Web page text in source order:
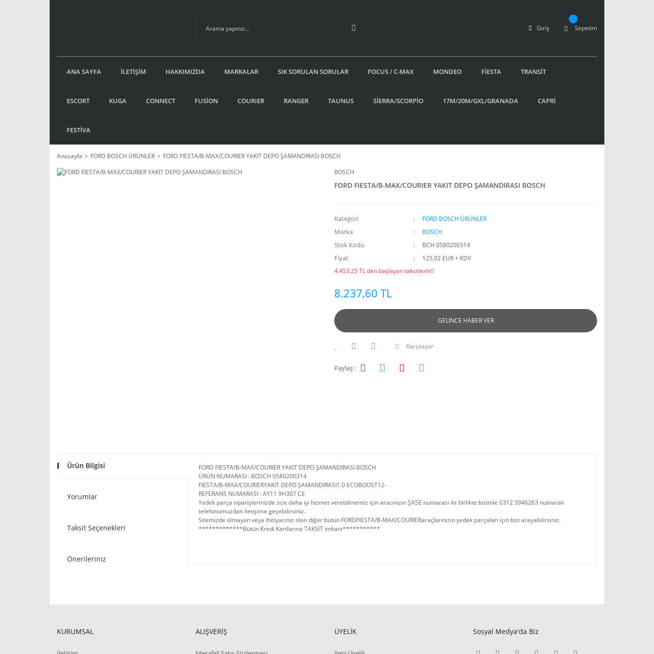
Giriş Sepetim
ANA SAYFA İLETİŞİM HAKKIMIZDA MARKALAR SIK SORULAN SORULAR FOCUS / C-MAX MONDEO FİESTA TRANSİT
ESCORT KUGA CONNECT FUSİON COURiER RANGER TAUNUS SİERRA/SCORPİO 17M/20M/GXL/GRANADA CAPRİ
FESTİVA
Anasayfa FORD BOSCH ÜRÜNLER
FORD FIESTA/B-MAX/COURIER YAKIT DEPO ŞAMANDIRASI BOSCH
BOSCH
FORD FIESTA/B-MAX/COURIER YAKIT DEPO ŞAMANDIRASI BOSCH
Kategori FORD BOSCH ÜRÜNLER
Marka BOSCH
Stok Kodu BCH 0580200314
Fiyat
125,02 EUR + KDV
4.453,25 TL den başlayan taksitlerle!!
8.237,60 TL
GELİNCE HABER VER
Karşılaştır
Paylaş :
Ürün Bilgisi
Yorumlar
Taksit Seçenekleri
Önerileriniz
FORD FIESTA/B-MAX/COURIER YAKIT DEPO ŞAMANDIRASI BOSCH
ÜRÜN NUMARASI : BOSCH 0580200314
FIESTA/B-MAX/COURIERYAKIT DEPO ŞAMANDIRASI1.0 ECOBOOST12-
REFERANS NUMARASI : AY11 9H307 CE
Yedek parça siparişlerinizde size daha iyi hizmet verebilmemiz için aracınızın ŞASE numarası ile birlikte bizimle 0312 3946263 numaralı
telefonumuzdan iletişime geçebilirsiniz.
Sitemizde olmayan veya ihitiyacınız olan diğer bütün FORDFIESTA/B-MAX/COURIERaraçlarınızın yedek parçaları için bizi arayabilirsiniz.
*************Bütün Kredi Kartlarına TAKSİT imkanı***********
KURUMSAL ALIŞVERİŞ ÜYELİK Sosyal Medya'da Biz